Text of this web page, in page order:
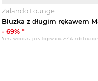
Zalando Lounge
- 69% *
*cena widoczna po zalogowaniu w Zalando Lounge